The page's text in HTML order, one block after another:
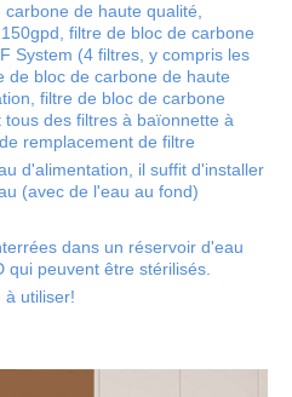
de haute qualité,
filtre de bloc de carbone
System (4 filtres, y compris les
de bloc de carbone de haute
filtre de bloc de carbone
des filtres à baïonnette à
remplacement de filtre
d'alimentation, il suffit d'installer
(avec de l'eau au fond)
dans un réservoir d'eau
qui peuvent être stérilisés.
à utiliser!